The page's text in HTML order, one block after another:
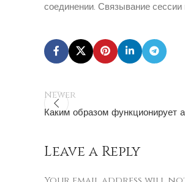
соединении. Связывание
Newer
Каким образом функционирует
Leave a Reply